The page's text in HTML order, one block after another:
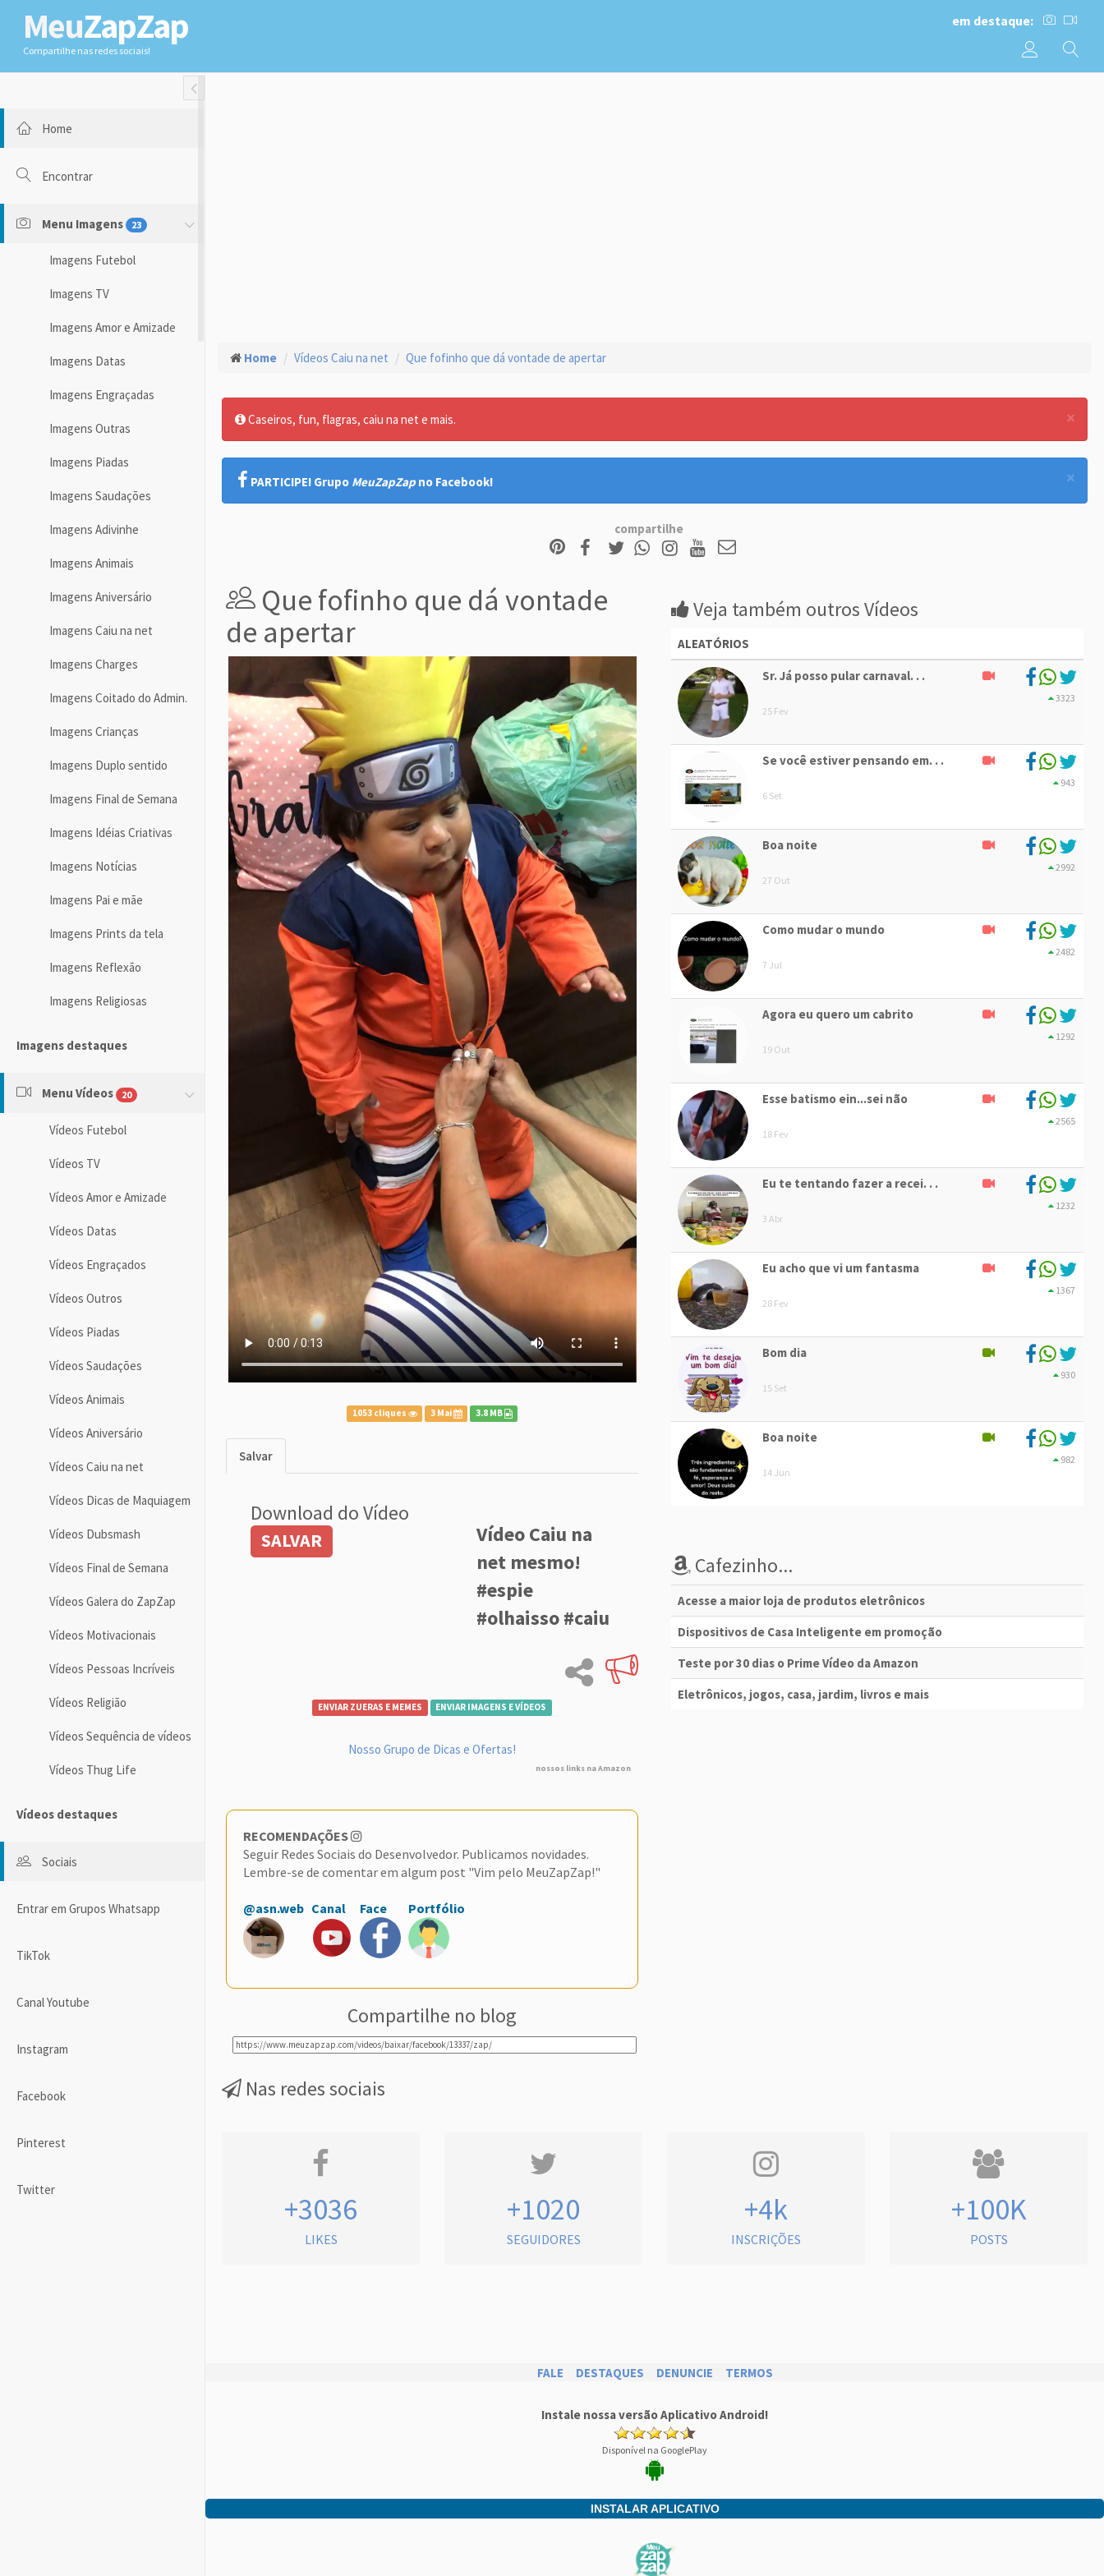
MeuZapZap
Compartilhe nas redes sociais!
em destaque:
Toggle Fullwidth
Home
Encontrar
Menu Imagens 23
Imagens Futebol
Imagens TV
Imagens Amor e Amizade
Imagens Datas
Imagens Engraçadas
Imagens Outras
Imagens Piadas
Imagens Saudações
Imagens Adivinhe
Imagens Animais
Imagens Aniversário
Imagens Caiu na net
Imagens Charges
Imagens Coitado do Admin.
Imagens Crianças
Imagens Duplo sentido
Imagens Final de Semana
Imagens Idéias Criativas
Imagens Notícias
Imagens Pai e mãe
Imagens Prints da tela
Imagens Reflexão
Imagens Religiosas
Imagens destaques
Menu Vídeos 20
Vídeos Futebol
Vídeos TV
Vídeos Amor e Amizade
Vídeos Datas
Vídeos Engraçados
Vídeos Outros
Vídeos Piadas
Vídeos Saudações
Vídeos Animais
Vídeos Aniversário
Vídeos Caiu na net
Vídeos Dicas de Maquiagem
Vídeos Dubsmash
Vídeos Final de Semana
Vídeos Galera do ZapZap
Vídeos Motivacionais
Vídeos Pessoas Incríveis
Vídeos Religião
Vídeos Sequência de vídeos
Vídeos Thug Life
Vídeos destaques
Sociais
Entrar em Grupos Whatsapp
TikTok
Canal Youtube
Instagram
Facebook
Pinterest
Twitter
Home Vídeos Caiu na net Que fofinho que dá vontade de apertar
×
Caseiros, fun, flagras, caiu na net e mais.
×
PARTICIPE! Grupo MeuZapZap no Facebook!
compartilhe
Que fofinho que dá vontade
de apertar
1053 cliques 3 Mai 3.8 MB
Salvar
Download do Vídeo
SALVAR
Vídeo Caiu na
net mesmo!
#espie
#olhaisso #caiu
ENVIAR ZUERAS E MEMES ENVIAR IMAGENS E VÍDEOS
Nosso Grupo de Dicas e Ofertas!
nossos links na Amazon
RECOMENDAÇÕES
Seguir Redes Sociais do Desenvolvedor. Publicamos novidades.
Lembre-se de comentar em algum post "Vim pelo MeuZapZap!"
@asn.web Canal Face Portfólio
Compartilhe no blog
Veja também outros Vídeos
ALEATÓRIOS
Sr. Já posso pular carnaval. . .
25 Fev
3323
Se você estiver pensando em. . .
6 Set
943
Boa noite
27 Out
2992
Como mudar o mundo
7 Jul
2482
Agora eu quero um cabrito
19 Out
1292
Esse batismo ein...sei não
18 Fev
2565
Eu te tentando fazer a recei. . .
3 Abr
1232
Eu acho que vi um fantasma
28 Fev
1367
Bom dia
15 Set
930
Boa noite
14 Jun
982
Cafezinho...
Acesse a maior loja de produtos eletrônicos
Dispositivos de Casa Inteligente em promoção
Teste por 30 dias o Prime Vídeo da Amazon
Eletrônicos, jogos, casa, jardim, livros e mais
Nas redes sociais
+3036
LIKES
+1020
SEGUIDORES
+4k
INSCRIÇÕES
+100K
POSTS
FALE DESTAQUES DENUNCIE TERMOS
Instale nossa versão Aplicativo Android!
Disponível na GooglePlay
INSTALAR APLICATIVO